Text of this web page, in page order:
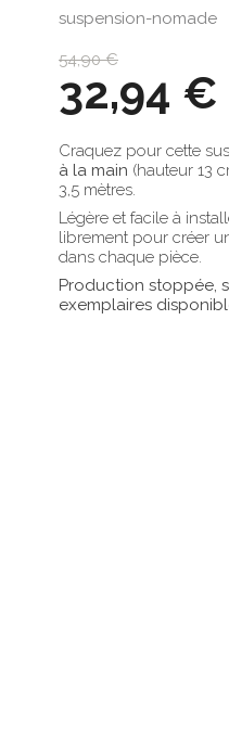
suspension-nomade
54,90 €
32,94 €
Craquez pour cette
à la main (hauteur 13
3,5 mètres.
Légère et facile à
librement pour créer
dans chaque pièce.
Production stoppée,
exemplaires